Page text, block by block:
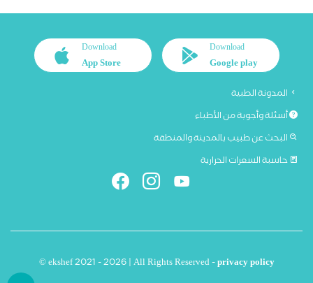
Download
Google play
Download
App Store
المدونة الطبية
أسئلة وأجوبة من الأطباء
البحث عن طبيب بالمدينة والمنطقة
حاسبة السعرات الحرارية
© ekshef 2021 - 2026 | All Rights Reserved -privacy policy